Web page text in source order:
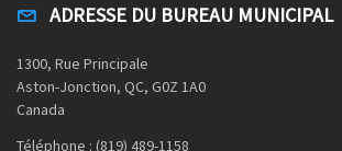
ADRESSE DU BUREAU MUNICIPAL
1300, Rue Principale
Aston-Jonction, QC, G0Z 1A0
Canada
Téléphone : (819) 489-1158